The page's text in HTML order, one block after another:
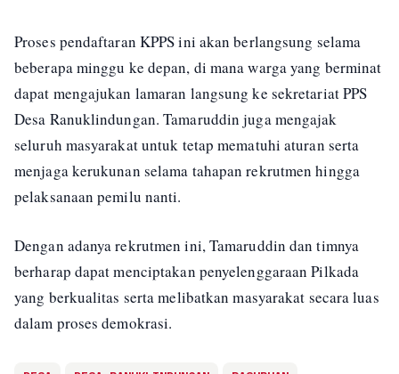
Proses pendaftaran KPPS ini akan berlangsung selama
beberapa minggu ke depan, di mana warga yang berminat
dapat mengajukan lamaran langsung ke sekretariat PPS
Desa Ranuklindungan. Tamaruddin juga mengajak
seluruh masyarakat untuk tetap mematuhi aturan serta
menjaga kerukunan selama tahapan rekrutmen hingga
pelaksanaan pemilu nanti.
Dengan adanya rekrutmen ini, Tamaruddin dan timnya
berharap dapat menciptakan penyelenggaraan Pilkada
yang berkualitas serta melibatkan masyarakat secara luas
dalam proses demokrasi.